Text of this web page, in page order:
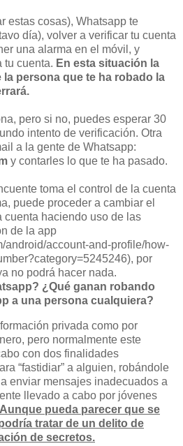
estas cosas), Whatsapp te
día), volver a verificar tu cuenta
una alarma en el móvil, y
tu cuenta. En esta situación la
persona que te ha robado la
pero si no, puedes esperar 30
intento de verificación. Otra
a la gente de Whatsapp:
y contarles lo que te ha pasado.
toma el control de la cuenta
puede proceder a cambiar el
cuenta haciendo uso de las
de la app
android/account-and-profile/how-
por
no podrá hacer nada.
¿Qué ganan robando
a una persona cualquiera?
privada como por
pero normalmente este
con dos finalidades
“fastidiar” a alguien, robándole
enviar mensajes inadecuados a
llevado a cabo por jóvenes
Aunque pueda parecer que se
tratar de un delito de
de secretos.